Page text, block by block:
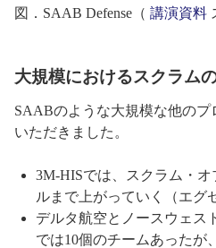
図．SAAB Defense（ 講演資料
大規模におけるスクラム
SAABのような大規模な他の
いただきました。
3M-HISでは、スクラム・
ルまで上がっていく（エグ
デルタ航空とノースウェス
では10個のチームあったが